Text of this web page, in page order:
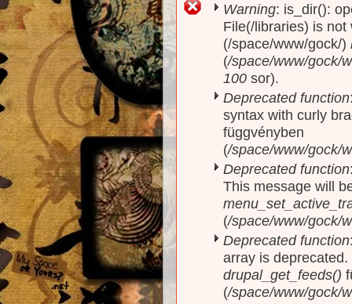
Hibaüzenet
Warning: is_dir():
File(/libraries) is
(/space/www/gock/)
(/space/www/gock/
100 sor).
Deprecated function
syntax with curly
függvényben
(/space/www/gock/
Deprecated function
This message will
(/space/www/gock/
Deprecated function
array is
drupal_get_feeds()
(/space/www/gock/